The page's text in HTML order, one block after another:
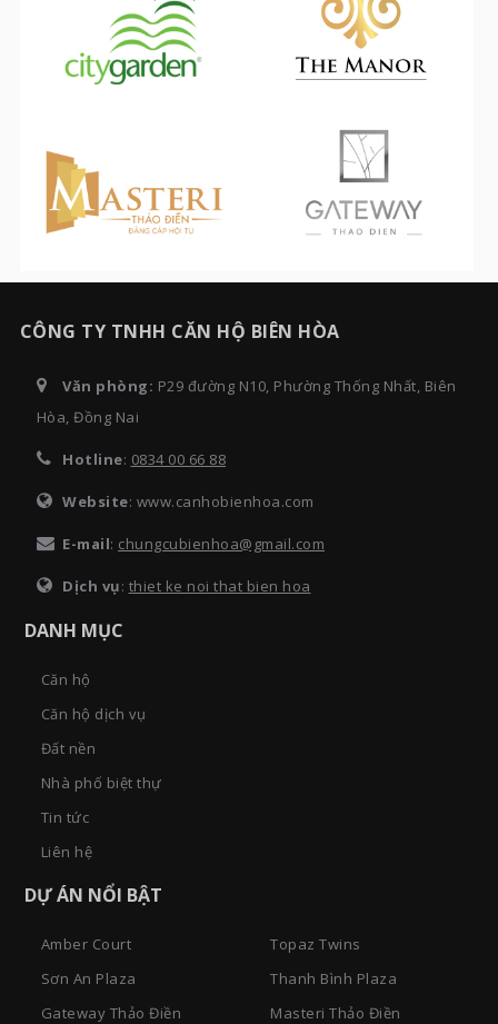
CÔNG TY TNHH CĂN HỘ BIÊN HÒA
Văn phòng: P29 đường N10, Phường Thống Nhất, Biên
Hòa, Đồng Nai
Hotline: 0834 00 66 88
Website: www.canhobienhoa.com
E-mail: chungcubienhoa@gmail.com
Dịch vụ: thiet ke noi that bien hoa
DANH MỤC
Căn hộ
Căn hộ dịch vụ
Đất nền
Nhà phố biệt thự
Tin tức
Liên hệ
DỰ ÁN NỔI BẬT
Amber Court
Topaz Twins
Sơn An Plaza
Thanh Bình Plaza
Gateway Thảo Điền
Masteri Thảo Điền